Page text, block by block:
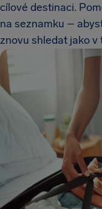
cílové destinaci.
na seznamku –
znovu shledat jako